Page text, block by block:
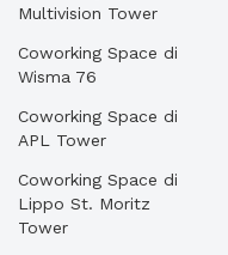
Multivision Tower
Coworking Space di
Wisma 76
Coworking Space di
APL Tower
Coworking Space di
Lippo St. Moritz
Tower